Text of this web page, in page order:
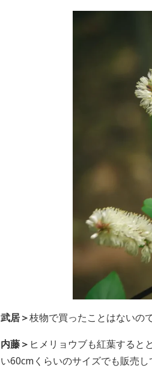
武居＞枝物で買ったことはないの
内藤＞ ヒメリョウブも紅葉すると
い60cmくらいのサイズでも販売